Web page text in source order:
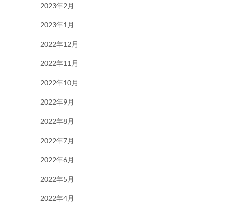
2023年2月
2023年1月
2022年12月
2022年11月
2022年10月
2022年9月
2022年8月
2022年7月
2022年6月
2022年5月
2022年4月